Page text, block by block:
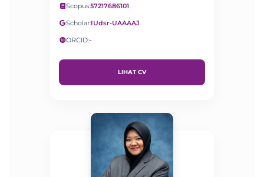
Scopus:57217686101
Scholar:IUdsr-UAAAAJ
ORCID:-
LIHAT CV